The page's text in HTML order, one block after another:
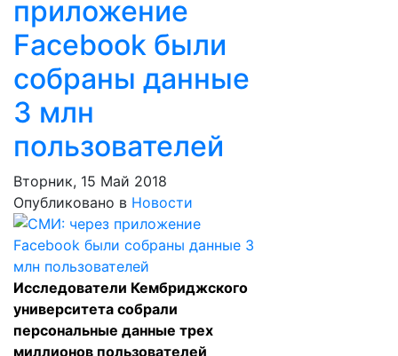
приложение
Facebook были
собраны данные
3 млн
пользователей
Вторник, 15 Май 2018
Опубликовано в Новости
Исследователи Кембриджского
университета собрали
персональные данные трех
миллионов пользователей